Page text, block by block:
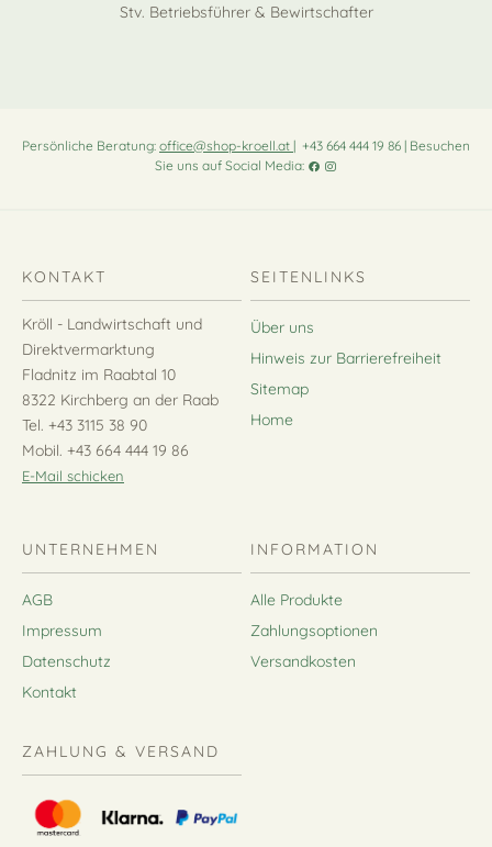
Stv. Betriebsführer & Bewirtschafter
Persönliche Beratung: office@shop-kroell.at | +43 664 444 19 86 | Besuchen
Sie uns auf Social Media:
KONTAKT
Kröll - Landwirtschaft und
Direktvermarktung
Fladnitz im Raabtal 10
8322 Kirchberg an der Raab
Tel. +43 3115 38 90
Mobil. +43 664 444 19 86
E-Mail schicken
SEITENLINKS
Über uns
Hinweis zur Barrierefreiheit
Sitemap
Home
UNTERNEHMEN
AGB
Impressum
Datenschutz
Kontakt
INFORMATION
Alle Produkte
Zahlungsoptionen
Versandkosten
ZAHLUNG & VERSAND